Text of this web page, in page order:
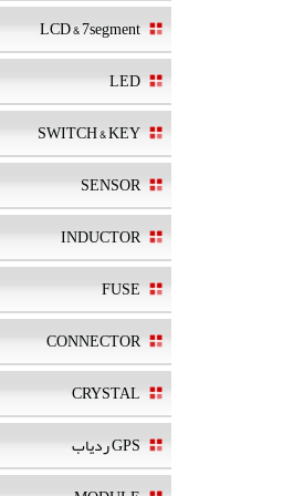
LCD & 7segment
LED
SWITCH & KEY
SENSOR
INDUCTOR
FUSE
CONNECTOR
CRYSTAL
GPS ردیاب